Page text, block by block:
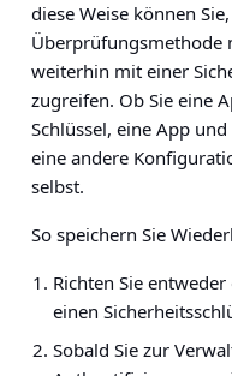
diese Weise können
Überprüfungsmethode
weiterhin mit einer
zugreifen. Ob Sie eine
Schlüssel, eine App
eine andere
selbst.
So speichern Sie
Richten Sie
einen
Sobald Sie zur